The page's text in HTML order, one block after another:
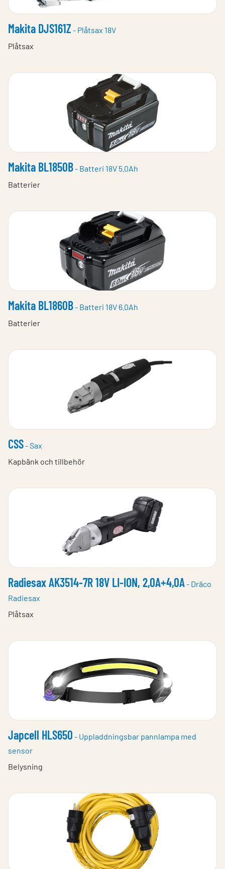
Makita DJS161Z - Plåtsax 18V
Plåtsax
Makita BL1850B- Batteri 18V 5.0Ah
Batterier
Makita BL1860B- Batteri 18V 6.0Ah
Batterier
CSS- Sax
Kapbänk och tillbehör
Radiesax AK3514-7R 18V LI-ION, 2,0A+4,0A- Dräco
Radiesax
Plåtsax
Japcell HLS650 - Uppladdningsbar pannlampa med
sensor
Belysning